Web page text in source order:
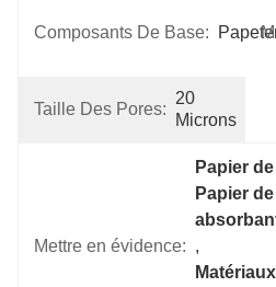
Composants De Base:
Taille Des Pores:
20
Microns
Mettre en évidence:
Papier
Papier
,